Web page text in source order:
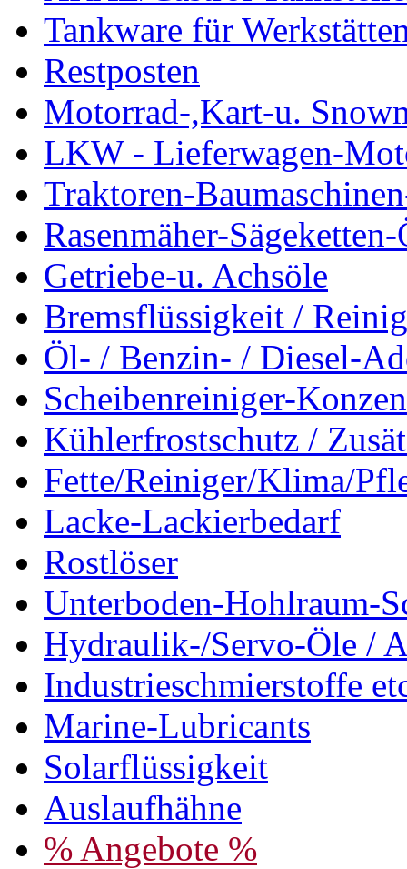
Tankware für
Restposten
Motorrad-,Kart-u.
LKW - Lieferwagen-
Traktoren-
Rasenmäher-
Getriebe-u. Achsöle
Bremsflüssigkeit /
Öl- / Benzin- / Diesel-
Scheibenreiniger-
Kühlerfrostschutz /
Fette/Reiniger/Klima/
Lacke-Lackierbedarf
Rostlöser
Unterboden-Hohlraum-
Hydraulik-/Servo-Öle /
Industrieschmierstoffe
Marine-Lubricants
Solarflüssigkeit
Auslaufhähne
% Angebote %